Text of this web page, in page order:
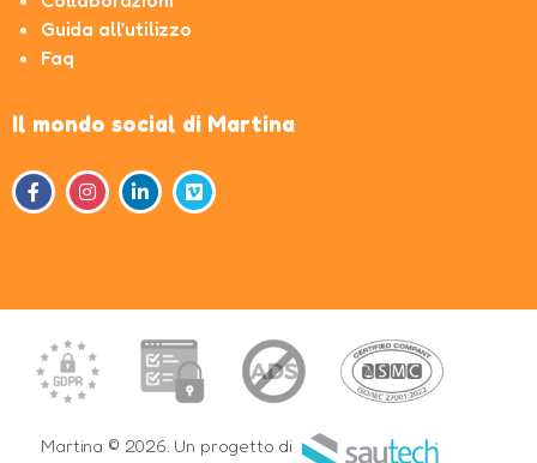
Guida all’utilizzo
Faq
Il mondo social di Martina
Martina © 2026. Un progetto di